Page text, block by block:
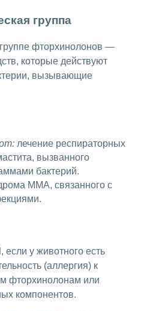
группа
фторхинолонов —
которые действуют
вызывающие
лечение респираторных
вызванного
бактерий.
MMA, связанного с
если у животного есть
(аллергия) к
фторхинолонам или
компонентов.